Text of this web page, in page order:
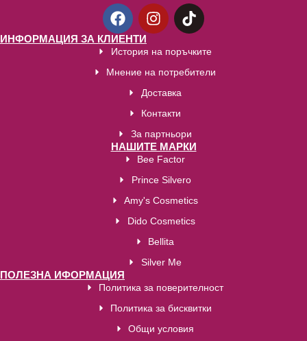
ИНФОРМАЦИЯ ЗА КЛИЕНТИ
История на поръчките
Мнение на потребители
Доставка
Контакти
За партньори
НАШИТЕ МАРКИ
Bee Factor
Prince Silvero
Amy's Cosmetics
Dido Cosmetics
Bellita
Silver Me
ПОЛЕЗНА ИФОРМАЦИЯ
Политика за поверителност
Политика за бисквитки
Общи условия